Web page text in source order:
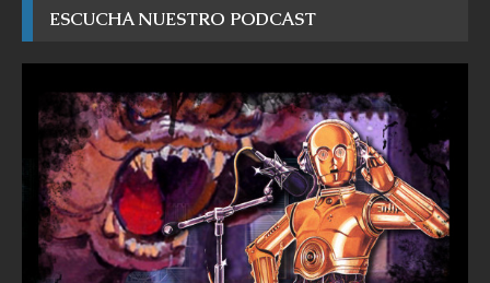
ESCUCHA NUESTRO PODCAST